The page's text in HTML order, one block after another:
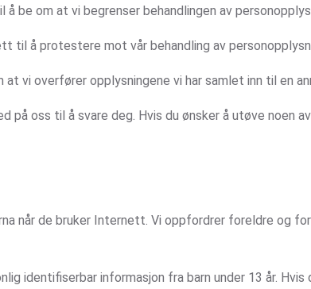
be om at vi begrenser behandlingen av
til å protestere mot vår behandling av
vi overfører opplysningene vi har samlet inn til en
på oss til å svare deg. Hvis du ønsker å utøve noen
når de bruker Internett. Vi oppfordrer foreldre og
identifiserbar informasjon fra barn under 13 år.